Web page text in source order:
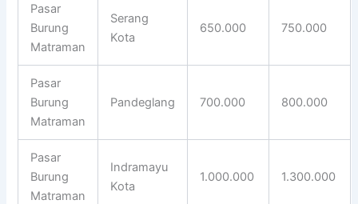
Pasar
Burung
Matraman
Serang
Kota
650.000 750.000
Pasar
Burung
Matraman
Pandeglang 700.000 800.000
Pasar
Burung
Matraman
Indramayu
Kota
1.000.000 1.300.000